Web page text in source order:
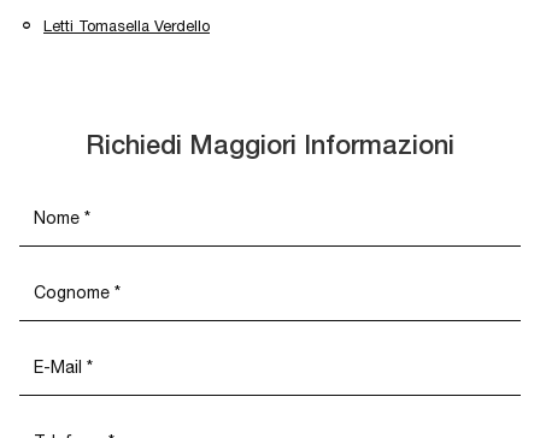
Letti Tomasella Verdello
Richiedi Maggiori Informazioni